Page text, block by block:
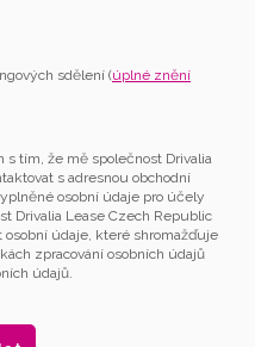
sdělení (úplné znění
s tím, že mě společnost Drivalia
s adresnou obchodní
osobní údaje pro účely
Drivalia Lease Czech Republic
osobní údaje, které shromažďuje
zpracování osobních údajů
údajů.